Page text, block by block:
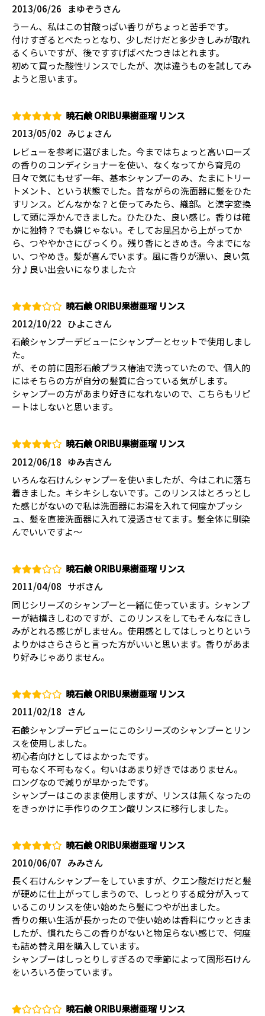
まゆぞうさん
2013/06/26
うーん、私はこの甘酸っぱい香りがちょっと苦手です。
付けすぎるとべたっとなり、少しだけだと多少きしみが取れ
るくらいですが、後ですすげばべたつきはとれます。
初めて買った酸性リンスでしたが、次は違うものを試してみ
ようと思います。
暁石鹸 ORIBU果樹亜瑠 リンス
みじょさん
2013/05/02
レビューを参考に選びました。今まではちょっと高いローズ
の香りのコンディショナーを使い、なくなってから育児の
日々で気にもせず一年、基本シャンプーのみ、たまにトリー
トメント、という状態でした。昔ながらの洗面器に髪をひた
すリンス。どんなかな？と使ってみたら、織部。と漢字変換
して頭に浮かんできました。ひたひた、良い感じ。香りは確
かに独特？でも嫌じゃない。そしてお風呂から上がってか
ら、つややかさにびっくり。残り香にときめき。今までにな
い、つやめき。髪が喜んでいます。風に香りが漂い、良い気
分♪良い出会いになりました☆
暁石鹸 ORIBU果樹亜瑠 リンス
ひよこさん
2012/10/22
石鹸シャンプーデビューにシャンプーとセットで使用しまし
た。
が、その前に固形石鹸プラス椿油で洗っていたので、個人的
にはそちらの方が自分の髪質に合っている気がします。
シャンプーの方があまり好きになれないので、こちらもリピ
ートはしないと思います。
暁石鹸 ORIBU果樹亜瑠 リンス
ゆみ吉さん
2012/06/18
いろんな石けんシャンプーを使いましたが、今はこれに落ち
着きました。キシキシしないです。このリンスはとろっとし
た感じがないので私は洗面器にお湯を入れて何度かプッシ
ュ、髪を直接洗面器に入れて浸透させてます。髪全体に馴染
んでいいですよ～
暁石鹸 ORIBU果樹亜瑠 リンス
サボさん
2011/04/08
同じシリーズのシャンプーと一緒に使っています。シャンプ
ーが結構きしむのですが、このリンスをしてもそんなにきし
みがとれる感じがしません。使用感としてはしっとりという
よりかはさらさらと言った方がいいと思います。香りがあま
り好みじゃありません。
暁石鹸 ORIBU果樹亜瑠 リンス
さん
2011/02/18
石鹸シャンプーデビューにこのシリーズのシャンプーとリン
スを使用しました。
初心者向けとしてはよかったです。
可もなく不可もなく。匂いはあまり好きではありません。
ロングなので減りが早かったです。
シャンプーはこのまま使用しますが、リンスは無くなったの
をきっかけに手作りのクエン酸リンスに移行しました。
暁石鹸 ORIBU果樹亜瑠 リンス
みみさん
2010/06/07
長く石けんシャンプーをしていますが、クエン酸だけだと髪
が硬めに仕上がってしまうので、しっとりする成分が入って
いるこのリンスを使い始めたら髪につやが出ました。
香りの無い生活が長かったので使い始めは香料にウッときま
したが、慣れたらこの香りがないと物足らない感じで、何度
も詰め替え用を購入しています。
シャンプーはしっとりしすぎるので季節によって固形石けん
をいろいろ使っています。
暁石鹸 ORIBU果樹亜瑠 リンス